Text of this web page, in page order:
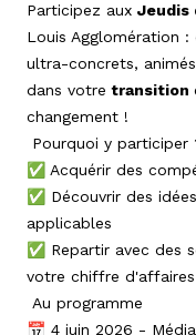
Participez aux Jeudis
Louis Agglomération
ultra-concrets,
dans votre transition
changement !
Pourquoi y participer
✅ Acquérir des
✅ Découvrir des
applicables
✅ Repartir avec des
votre chiffre
Au programme
📅 4 juin 2026 -